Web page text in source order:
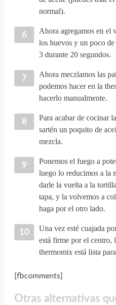
normal).
Ahora agregamos en el
los huevos y un poco
3 durante 20 segundos.
Ahora meczlamos las
podemos hacer en la
hacerlo manualmente.
Para acabar de cocinar
sartén un poquito de
mezcla.
Ponemos el fuego a
luego lo reducimos a la
darle la vuelta a la
tapa, y la volvemos a
haga por el otro lado.
Una vez esté cuajada
está firme por el centro,
thermomix está lista
[fbcomments]
Otras alternativas